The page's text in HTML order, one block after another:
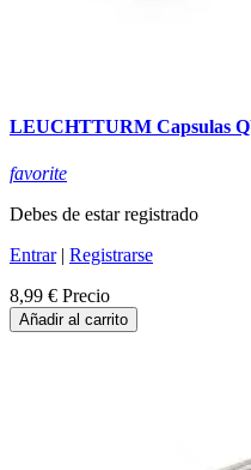
LEUCHTTURM Capsulas
favorite
Debes de estar registrado
Entrar| Registrarse
8,99 € Precio
Añadir al carrito